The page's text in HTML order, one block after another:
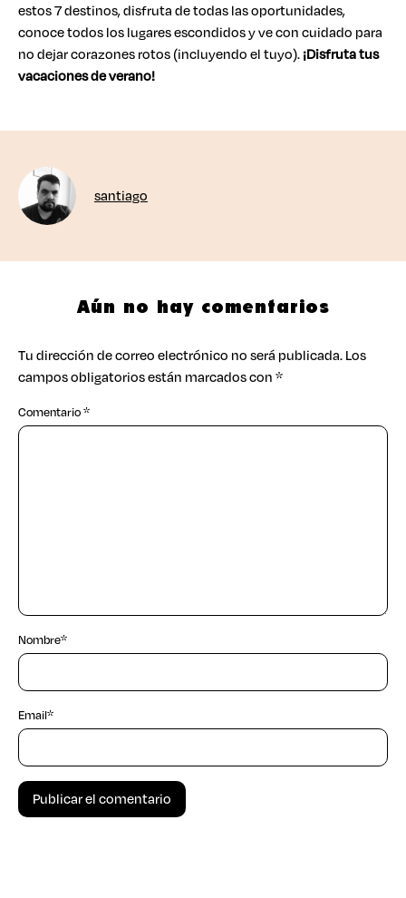
estos 7 destinos, disfruta de todas las oportunidades,
conoce todos los lugares escondidos y ve con cuidado para
no dejar corazones rotos (incluyendo el tuyo).¡Disfruta tus
vacaciones de verano!
santiago
Aún no hay comentarios
Tu dirección de correo electrónico no será publicada.Los
campos obligatorios están marcados con*
Comentario*
Nombre*
Email*